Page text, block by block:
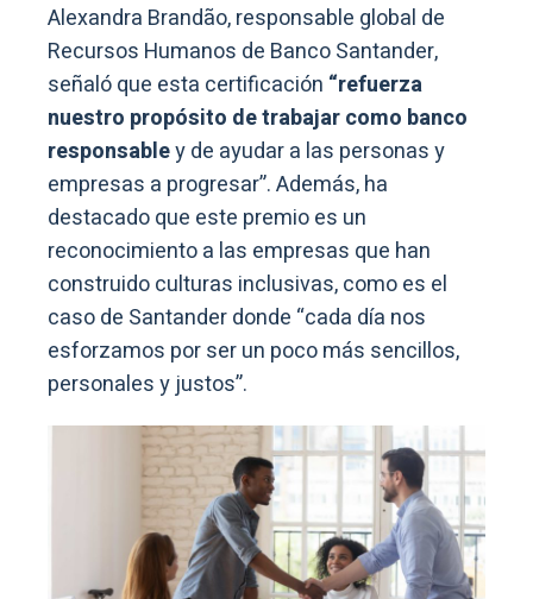
Alexandra Brandão, responsable global de
Recursos Humanos de Banco Santander,
señaló que esta certificación “refuerza
nuestro propósito de trabajar como banco
responsabley de ayudar a las personas y
empresas a progresar”. Además, ha
destacado que este premio es un
reconocimiento a las empresas que han
construido culturas inclusivas, como es el
caso de Santander donde “cada día nos
esforzamos por ser un poco más sencillos,
personales y justos”.